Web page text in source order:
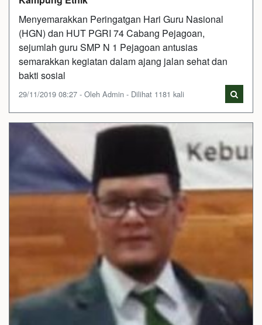
Menyemarakkan Peringatgan Hari Guru Nasional
(HGN) dan HUT PGRI 74 Cabang Pejagoan,
sejumlah guru SMP N 1 Pejagoan antusias
semarakkan kegiatan dalam ajang jalan sehat dan
bakti sosial
29/11/2019 08:27 - Oleh Admin - Dilihat 1181 kali